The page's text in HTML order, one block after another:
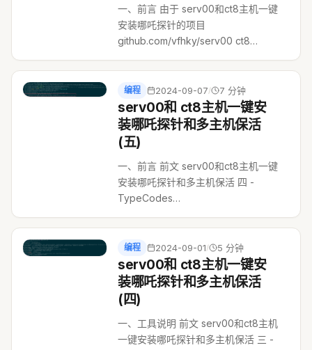
一、前言 由于 serv00和ct8主机一键
安装哪吒探针的项目
github.com/vfhky/serv00 ct8
https://github.com/vfhky/serv00
ct8 nezha 的易用性和功能多样性，
目前在github上已经有50多个star
了。这期间也有多个大...
编程 2024-09-07/ 7 分钟
serv00和 ct8主机一键安
装哪吒探针和多主机保活
(五)
一、前言 前文 serv00和ct8主机一键
安装哪吒探针和多主机保活 四 -
TypeCodes
https://typecodes.com/python/
介绍了如何 utils.sh 脚本的使用方
法，例如修改配置等等，那么这篇文
章主要是介绍新增的哪吒面板数...
编程 2024-09-01/ 5 分钟
serv00和 ct8主机一键安
装哪吒探针和多主机保活
(四)
一、工具说明 前文 serv00和ct8主机
一键安装哪吒探针和多主机保活 三 -